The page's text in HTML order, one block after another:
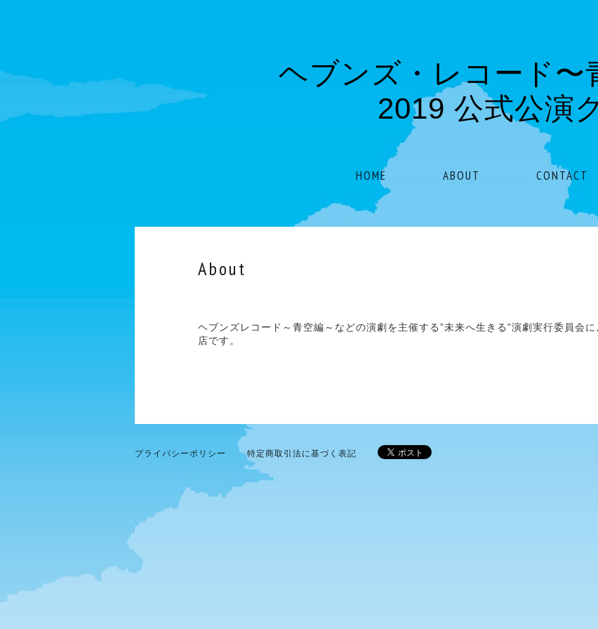
ヘブンズ・レコード
2019 公式公演
HOME ABOUT CONTACT
About
ヘブンズレコード～青空編～などの演劇を主催する”未来へ生きる”演劇実行委員会
店です。
プライバシーポリシー 特定商取引法に基づく表記